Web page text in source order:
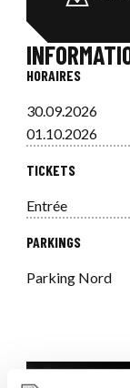
HORAIRES
30.09.2026
01.10.2026
TICKETS
Entrée
PARKINGS
Parking Nord